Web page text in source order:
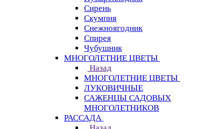
Сирень
Скумпия
Снежноягодник
Спирея
Чубушник
МНОГОЛЕТНИЕ ЦВЕТЫ
Назад
МНОГОЛЕТНИЕ ЦВЕТЫ
ЛУКОВИЧНЫЕ
САЖЕНЦЫ САДОВЫХ
МНОГОЛЕТНИКОВ
РАССАДА